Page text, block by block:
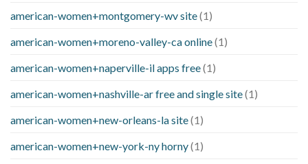
american-women+montgomery-wv site(1)
american-women+moreno-valley-ca online(1)
american-women+naperville-il apps free(1)
american-women+nashville-ar free and single site(1)
american-women+new-orleans-la site(1)
american-women+new-york-ny horny(1)